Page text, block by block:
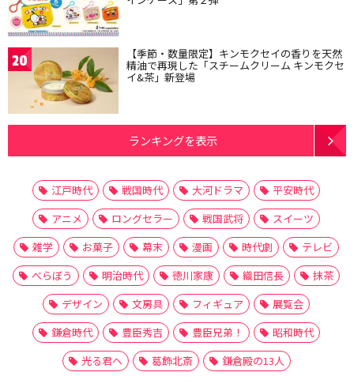
20 【季節・数量限定】キンモクセイの香りを天然
精油で再現した「スチームクリーム キンモクセ
イ&茶」新登場
ランキングを表示
江戸時代 戦国時代 大河ドラマ
平安時代
アニメ
ロングセラー 戦国武将
スイーツ
雑学
お菓子 幕末 漫画 時代劇
テレビ
べらぼう
明治時代 徳川家康 織田信長
抹茶
デザイン
文房具 フィギュア
展覧会
鎌倉時代
豊臣秀吉 豊臣兄弟！
昭和時代
光る君へ
葛飾北斎 鎌倉殿の13人